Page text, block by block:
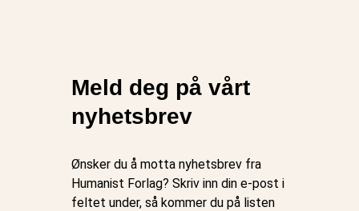
Meld deg på vårt
nyhetsbrev
Ønsker du å motta nyhetsbrev fra
Humanist Forlag? Skriv inn din e-post i
feltet under, så kommer du på listen